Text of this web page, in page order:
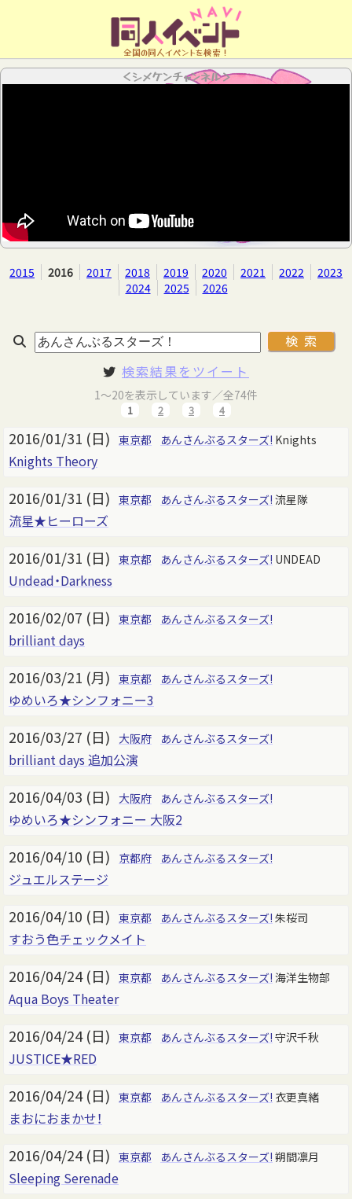
全国の同人イベントを検索！
＜シメケンチャンネル＞
2015 2016 2017 2018 2019 2020 2021 2022
2023
2024
2025 2026
検索結果をツイート
1～20を表示しています／全74件
1 2 3 4
2016/01/31 (日) 東京都 あんさんぶるスターズ! Knights
Knights Theory
2016/01/31 (日) 東京都 あんさんぶるスターズ! 流星隊
流星★ヒーローズ
2016/01/31 (日) 東京都 あんさんぶるスターズ! UNDEAD
Undead・Darkness
2016/02/07 (日) 東京都 あんさんぶるスターズ!
brilliant days
2016/03/21 (月) 東京都 あんさんぶるスターズ!
ゆめいろ★シンフォニー3
2016/03/27 (日) 大阪府 あんさんぶるスターズ!
brilliant days 追加公演
2016/04/03 (日) 大阪府 あんさんぶるスターズ!
ゆめいろ★シンフォニー 大阪2
2016/04/10 (日) 京都府 あんさんぶるスターズ!
ジュエルステージ
2016/04/10 (日) 東京都 あんさんぶるスターズ! 朱桜司
すおう色チェックメイト
2016/04/24 (日) 東京都 あんさんぶるスターズ! 海洋生物部
Aqua Boys Theater
2016/04/24 (日) 東京都 あんさんぶるスターズ! 守沢千秋
JUSTICE★RED
2016/04/24 (日) 東京都 あんさんぶるスターズ! 衣更真緒
まおにおまかせ！
2016/04/24 (日) 東京都 あんさんぶるスターズ! 朔間凛月
Sleeping Serenade